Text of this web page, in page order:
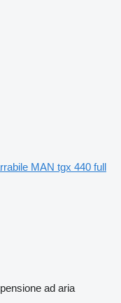
MAN tgx 440 full
ad aria